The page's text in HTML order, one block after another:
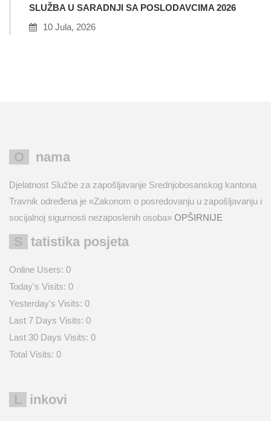
SLUŽBA U SARADNJI SA POSLODAVCIMA 2026
10 Jula, 2026
O nama
Djelatnost Službe za zapošljavanje Srednjobosanskog kantona
Travnik određena je «Zakonom o posredovanju u zapošljavanju i
socijalnoj sigurnosti nezaposlenih osoba» OPŠIRNIJE
Statistika posjeta
Online Users: 0
Today's Visits: 0
Yesterday's Visits: 0
Last 7 Days Visits: 0
Last 30 Days Visits: 0
Total Visits: 0
Linkovi